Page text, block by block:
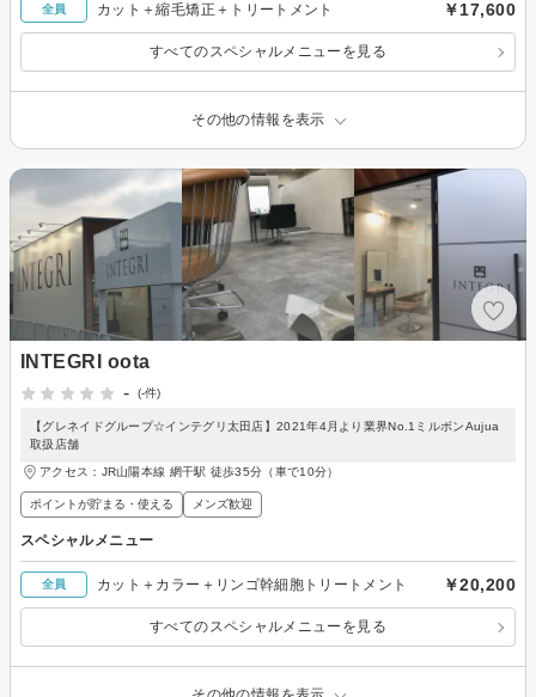
全員 カット＋縮毛矯正＋トリートメント ￥17,600
すべてのスペシャルメニューを見る
その他の情報を表示
INTEGRI oota
-
(-件)
【グレネイドグループ☆インテグリ太田店】2021年4月より業界No.1ミルボンAujua
取扱店舗
アクセス：JR山陽本線 網干駅 徒歩35分（車で10分）
ポイントが貯まる・使える メンズ歓迎
スペシャルメニュー
全員 カット＋カラー＋リンゴ幹細胞トリートメント ￥20,200
すべてのスペシャルメニューを見る